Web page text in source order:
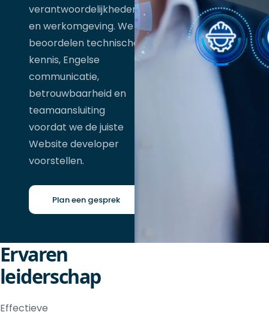
verantwoordelijkheden
en werkomgeving. We
beoordelen technische
kennis, Engelse
communicatie,
betrouwbaarheid en
teamaansluiting
voordat we de juiste
Website developer
voorstellen.
Plan een gesprek
Ervaren
leiderschap
Effectieve